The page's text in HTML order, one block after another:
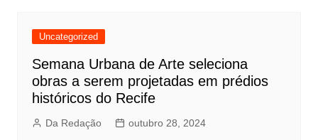
Uncategorized
Semana Urbana de Arte seleciona
obras a serem projetadas em prédios
históricos do Recife
Da Redação outubro 28, 2024